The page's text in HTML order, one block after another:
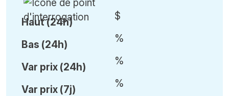
Haut (24h)
Bas (24h)
Var prix (24h)
Var prix (7j)
$
%
%
%